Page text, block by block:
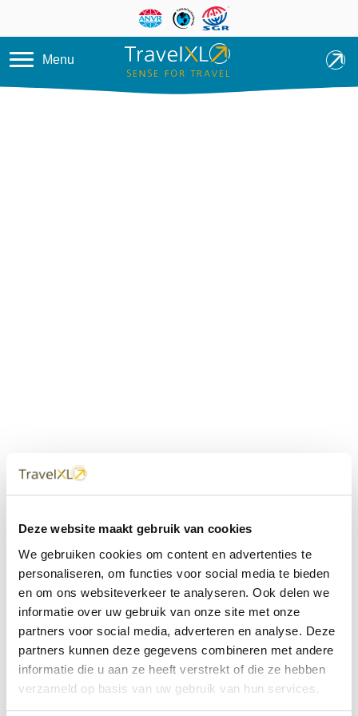
Deze website maakt gebruik van cookies
We gebruiken cookies om content en advertenties te
personaliseren, om functies voor social media te bieden
en om ons websiteverkeer te analyseren. Ook delen we
informatie over uw gebruik van onze site met onze
partners voor social media, adverteren en analyse. Deze
partners kunnen deze gegevens combineren met andere
informatie die u aan ze heeft verstrekt of die ze hebben
verzameld op basis van uw gebruik van hun services.
Overslaan en naar de inhoud
Menu
dichtbij
Met 60+ verkooppunten in Nederland en België staan wij
met onze XL Travelcenters, mobiele reisadviseurs van
TravelXL@Home en deze website altijd voor uw vakantie
klaar.
• Ontzorgen van A-Z • Onafhankelijk advies • Maatwerk •
Bespaar tijd en stress
TravelXLreisbureau's